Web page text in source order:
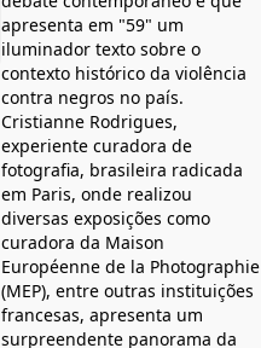
apresenta em "59" um
iluminador texto sobre o
contexto histórico da violência
contra negros no país.
Cristianne Rodrigues,
experiente curadora de
fotografia, brasileira radicada
em Paris, onde realizou
diversas exposições como
curadora da Maison
Européenne de la Photographie
(MEP), entre outras instituições
francesas, apresenta um
surpreendente panorama da